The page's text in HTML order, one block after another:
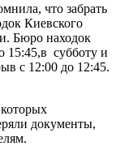
что забрать
Киевского
Бюро находок
15:45,в субботу и
с 12:00 до 12:45.
документы,